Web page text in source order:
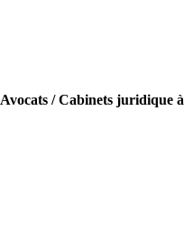
Avocats / Cabinets juridique à